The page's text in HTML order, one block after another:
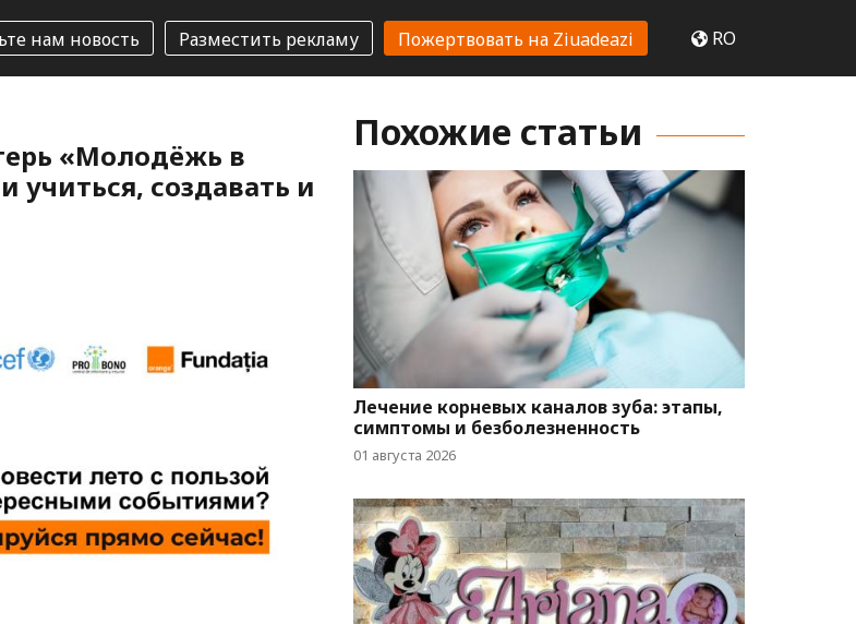
нам новость Разместить рекламу Пожертвовать на Ziuadeazi RO
«Молодёжь в
учиться, создавать и
Похожие статьи
Лечение корневых каналов зуба: этапы,
симптомы и безболезненность
01 августа 2026